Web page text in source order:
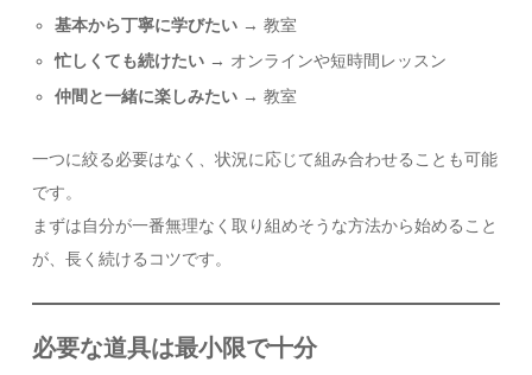
基本から丁寧に学びたい→ 教室
忙しくても続けたい→ オンラインや短時間レッスン
仲間と一緒に楽しみたい→ 教室
一つに絞る必要はなく、状況に応じて組み合わせることも可能
です。
まずは自分が一番無理なく取り組めそうな方法から始めること
が、長く続けるコツです。
必要な道具は最小限で十分